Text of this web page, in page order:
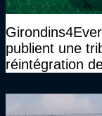
publient une
réintégration